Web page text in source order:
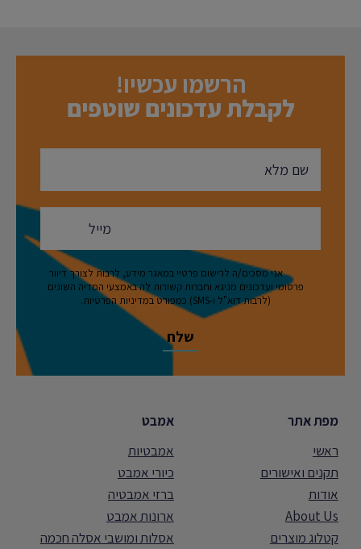
הרשמו עכשיו!
לקבלת עדכונים שוטפים
אני מסכים/ה לרישום פרטיי במאגר מידע, לרבות לצורך דיוור
פרסומי ועדכונים מניגא וחברות קשורות לה באמצעי המדיה השונים
(לרבות דוא"ל ו-SMS) כמפורט במדיניות הפרטיות.
מפת אתר
ראשי
תקנים ואישורים
אודות
About Us
קטלוג מוצרים
אמבט
אמבטיות
כיורי אמבט
ברזי אמבטיה
ארונות אמבט
אסלות ומושבי אסלה חכמה